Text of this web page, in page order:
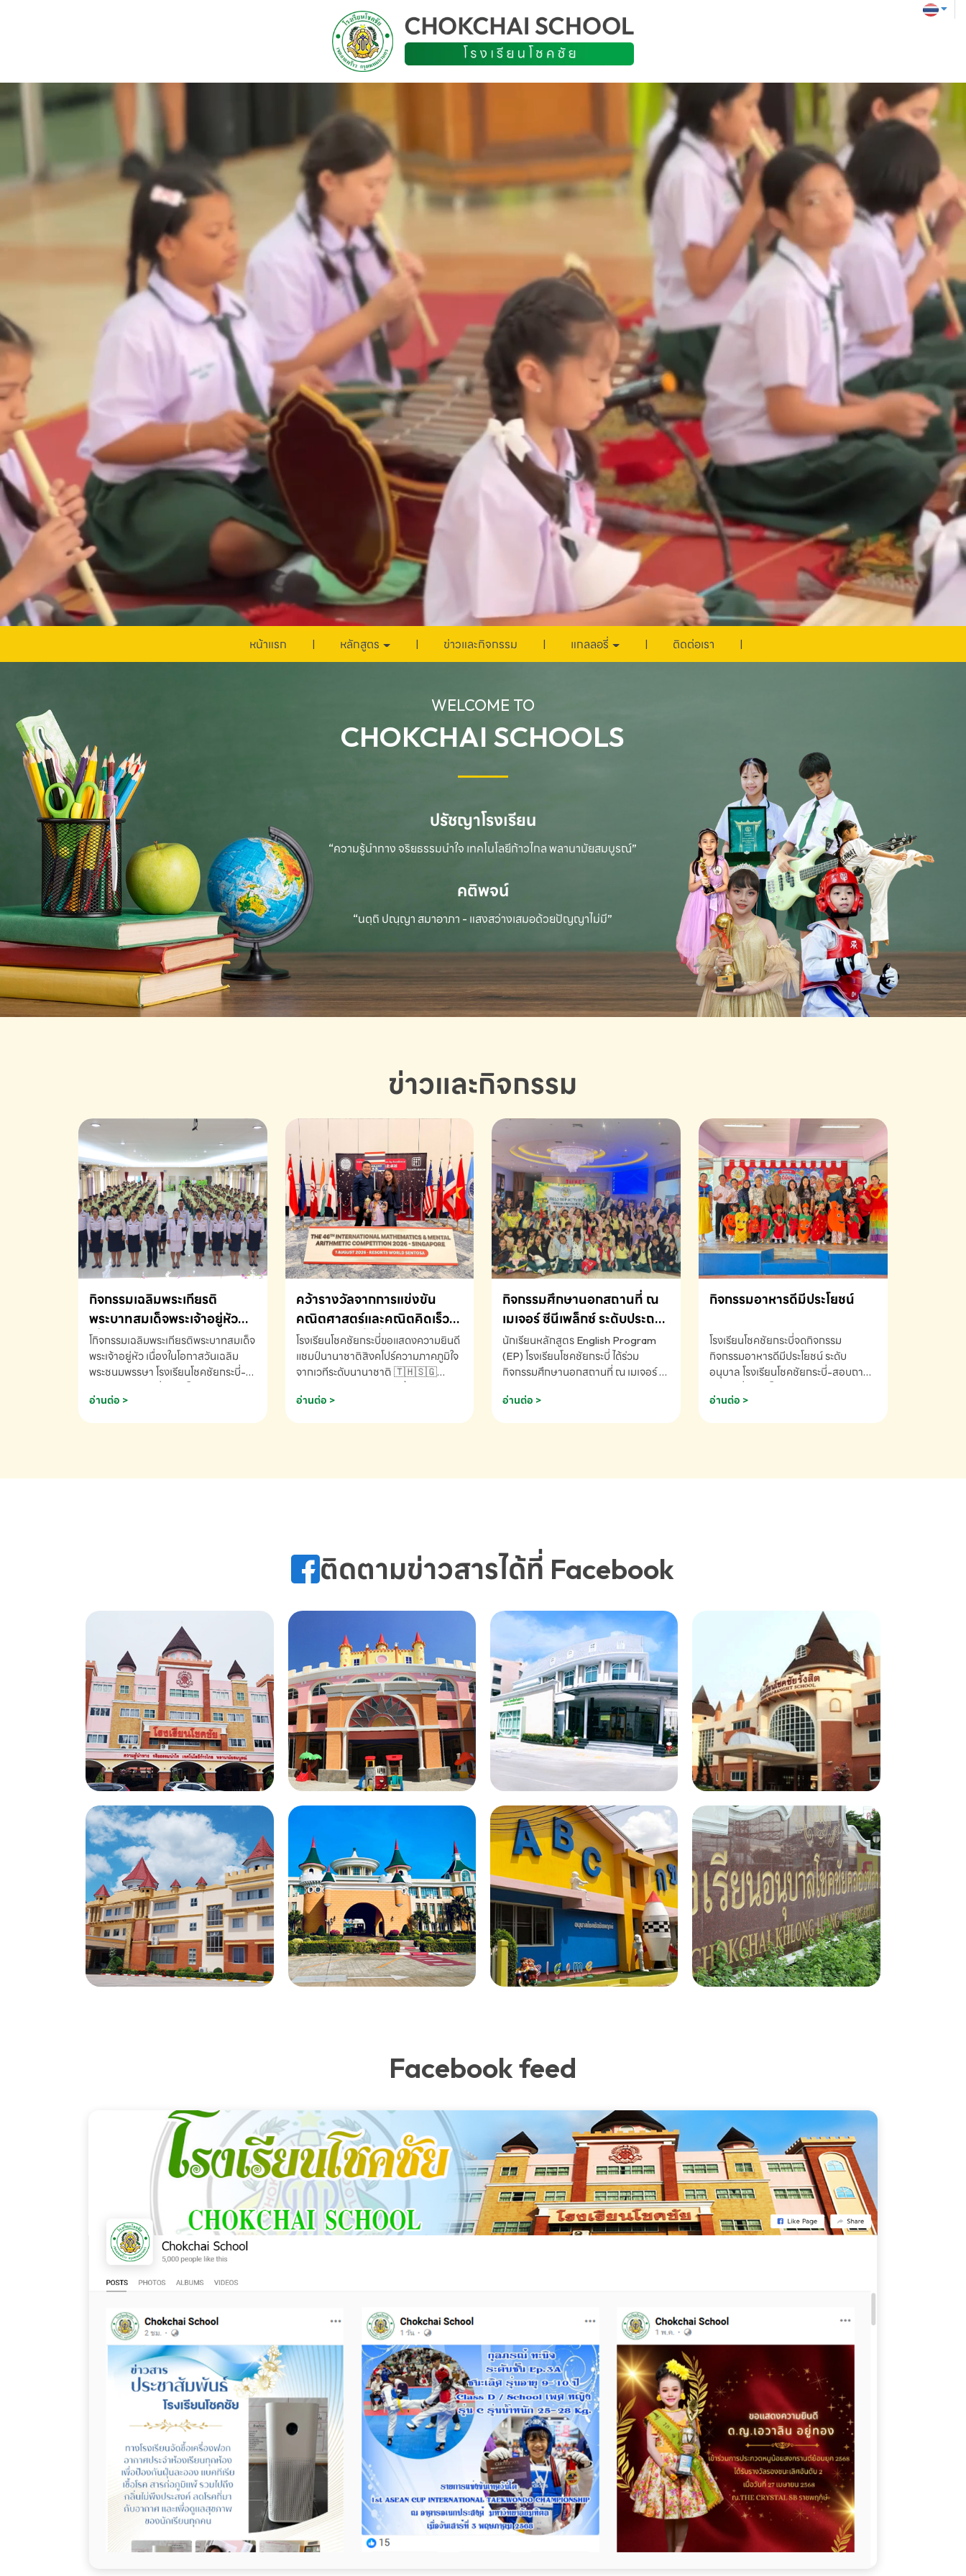
หน้าแรก หลักสูตร ข่าวและกิจกรรม แกลลอรี่ ติดต่อเรา
WELCOME TO
CHOKCHAI SCHOOLS
ปรัชญาโรงเรียน
“ความรู้นำทาง จริยธรรมนำใจ เทคโนโลยีก้าวไกลพลานามัยสมบูรณ์”
คติพจน์
“นตฺถิ ปณฺญา สมาอาภา - แสงสว่างเสมอด้วยปัญญาไม่มี”
ข่าวและกิจกรรม
กิจกรรมเฉลิมพระเกียรติ
พระบาทสมเด็จพระเจ้าอยู่หัว
เนื่องในโอกาสวันเฉลิม
พระชนมพรรษา
โกิจกรรมเฉลิมพระเกียรติพระบาทสมเด็จ
พระเจ้าอยู่หัว เนื่องในโอกาสวันเฉลิม
พระชนมพรรษา โรงเรียนโชคชัยกระบี่-
691910
อ่านต่อ >
คว้ารางวัลจากการแข่งขัน
คณิตศาสตร์และคณิตคิดเร็ว
นานาชาติ ครั้งที่ 46 ประจำปี
2569 ณ ประเทศสิงคโปร์
โรงเรียนโชคชัยกระบี่ขอแสดงความยินดี
แชมป์นานาชาติสิงคโปร์ความภาคภูมิใจ
จากเวทีระดับนานาชาติ 🇹🇭🇸🇬
K3 โรงเรียนโชคชัยกระบี่ จ.กระบี่ คว้า
AND MENTAL ARITHMETIC
Arithmetic Competition K2(Grop)
โรงเรียนโชคชัยกระบี่-สอบถามข้อมูล
อ่านต่อ >
กิจกรรมศึกษานอกสถานที่ ณ
เมเจอร์ ซีนีเพล็กซ์ ระดับประถม
ศึกษา (EP.1-6)
นักเรียนหลักสูตร English Program
(EP) โรงเรียนโชคชัยกระบี่ ได้ร่วม
กิจกรรมศึกษานอกสถานที่ ณ เมเจอร์ ซี
(Soundtrack)เพื่อเสริมทักษะการฟัง
โชคชัยกระบี่-สอบถามข้อมูลเพิ่มเติม
อ่านต่อ >
กิจกรรมอาหารดีมีประโยชน์
โรงเรียนโชคชัยกระบี่จดกิจกรรม
กิจกรรมอาหารดีมีประโยชน์ ระดับ
อนุบาล โรงเรียนโชคชัยกระบี่-สอบถาม
อ่านต่อ >
ติดตามข่าวสารได้ที่ Facebook
Facebook feed